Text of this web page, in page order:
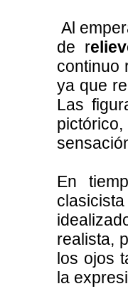
Al
de r
continuo
ya que
Las
En
realista,
los ojos
la